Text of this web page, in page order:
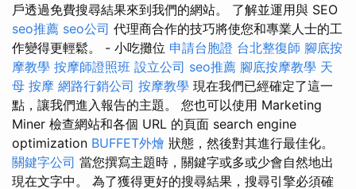
戶透過免費搜尋結果來到我們的網站。 了解並運用與 SEO
seo推薦 seo公司 代理商合作的技巧將使您和專業人士的工
作變得更輕鬆。 - 小吃攤位 申請台胞證 台北整復師 腳底按
摩教學 按摩師證照班 設立公司 seo推薦 腳底按摩教學 天
母 按摩 網路行銷公司 按摩教學 現在我們已經確定了這一
點，讓我們進入報告的主題。 您也可以使用 Marketing
Miner 檢查網站和各個 URL 的頁面 search engine
optimization BUFFET外燴 狀態，然後對其進行最佳化。
關鍵字公司 當您撰寫主題時，關鍵字或多或少會自然地出
現在文字中。 為了獲得更好的搜尋結果，搜尋引擎必須確